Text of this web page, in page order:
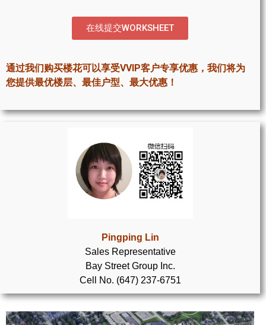
密西沙加社区介绍
奥克维尔楼花项目
列治文山楼花项目
新居民
留学生指南
在线提交WORKSHEET
通过我们购买楼花可以享受VVIP客户专享优惠，我们将为
您提供最优楼层、最佳户型、最大优惠！
Pingping Lin
Sales Representative
Bay Street Group Inc.
Cell No. (647) 237-6751